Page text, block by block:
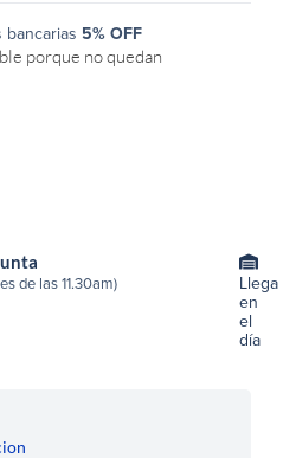
bancarias 5% OFF
porque no quedan
de las 11.30am)
Llega
en
el
día